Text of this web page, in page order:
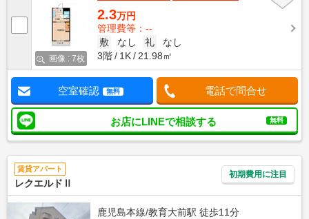
画像 : 7枚
2.3万円
管理費等：--
敷
なし 礼
なし
3階
1K 21.98㎡
空室確認 無料 電話で問合せ
お店にLINEで相談する 無料
賃貸アパート
レクエルドⅡ
初期費用に注目
鹿児島本線/教育大前駅 徒歩11分